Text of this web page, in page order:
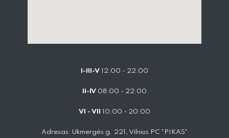
I-III-V 12:00 - 22:00
II-IV 08:00 - 22:00
VI - VII 10:00 - 20:00
Adresas: Ukmergės g. 221, Vilnius PC "PIKAS"